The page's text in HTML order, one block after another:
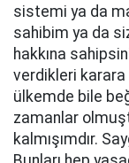
sistemi ya da
sahibim ya da
hakkına
verdikleri karara
ülkemde bile
zamanlar
kalmışımdır.